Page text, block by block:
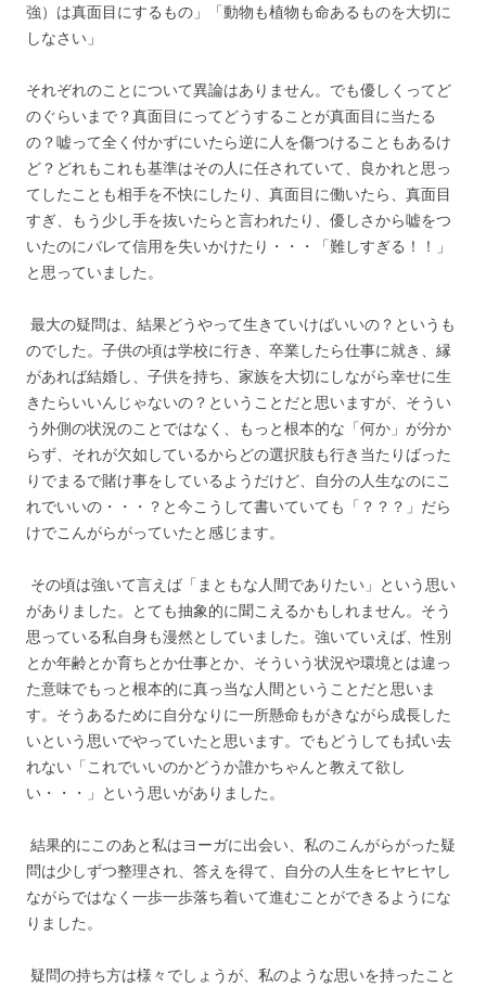
強）は真面目にするもの」「動物も植物も命あるものを大切に
しなさい」
それぞれのことについて異論はありません。でも優しくってど
のぐらいまで？真面目にってどうすることが真面目に当たる
の？嘘って全く付かずにいたら逆に人を傷つけることもあるけ
ど？どれもこれも基準はその人に任されていて、良かれと思っ
てしたことも相手を不快にしたり、真面目に働いたら、真面目
すぎ、もう少し手を抜いたらと言われたり、優しさから嘘をつ
いたのにバレて信用を失いかけたり・・・「難しすぎる！！」
と思っていました。
最大の疑問は、結果どうやって生きていけばいいの？というも
のでした。子供の頃は学校に行き、卒業したら仕事に就き、縁
があれば結婚し、子供を持ち、家族を大切にしながら幸せに生
きたらいいんじゃないの？ということだと思いますが、そうい
う外側の状況のことではなく、もっと根本的な「何か」が分か
らず、それが欠如しているからどの選択肢も行き当たりばった
りでまるで賭け事をしているようだけど、自分の人生なのにこ
れでいいの・・・？と今こうして書いていても「？？？」だら
けでこんがらがっていたと感じます。
その頃は強いて言えば「まともな人間でありたい」という思い
がありました。とても抽象的に聞こえるかもしれません。そう
思っている私自身も漫然としていました。強いていえば、性別
とか年齢とか育ちとか仕事とか、そういう状況や環境とは違っ
た意味でもっと根本的に真っ当な人間ということだと思いま
す。そうあるために自分なりに一所懸命もがきながら成長した
いという思いでやっていたと思います。でもどうしても拭い去
れない「これでいいのかどうか誰かちゃんと教えて欲し
い・・・」という思いがありました。
結果的にこのあと私はヨーガに出会い、私のこんがらがった疑
問は少しずつ整理され、答えを得て、自分の人生をヒヤヒヤし
ながらではなく一歩一歩落ち着いて進むことができるようにな
りました。
疑問の持ち方は様々でしょうが、私のような思いを持ったこと